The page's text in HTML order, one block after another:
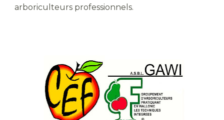
arboriculteurs professionnels.